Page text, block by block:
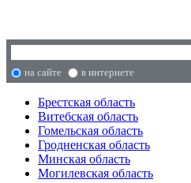
на сайте в интернете
Брестская область
Витебская область
Гомельская область
Гродненская область
Минская область
Могилевская область